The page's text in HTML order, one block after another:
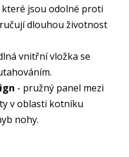
jsou odolné proti
dlouhou životnost
vnitřní vložka se
- pružný panel mezi
v oblasti kotníku
nohy.